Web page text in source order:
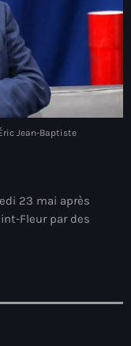
Jean-Baptiste
23 mai après
Fleur par des